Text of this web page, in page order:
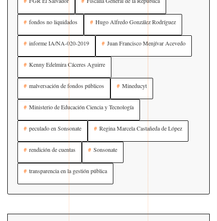
fondos no liquidados Hugo Alfredo González Rodríguez
informe IA/NA-020-2019 Juan Francisco Menjívar Acevedo
Kenny Edelmira Cáceres Aguirre
malversación de fondos públicos Mineducyt
Ministerio de Educación Ciencia y Tecnología
peculado en Sonsonate Regina Marcela Castañeda de López
rendición de cuentas Sonsonate
transparencia en la gestión pública